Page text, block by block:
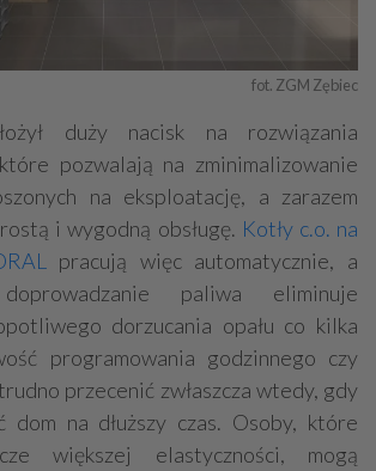
fot. ZGM Zębiec
duży nacisk na rozwiązania
pozwalają na zminimalizowanie
na eksploatację, a zarazem
i wygodną obsługę. Kotły c.o. na
pracują więc automatycznie, a
doprowadzanie paliwa eliminuje
dorzucania opału co kilka
programowania godzinnego czy
przecenić zwłaszcza wtedy, gdy
dom na dłuższy czas. Osoby, które
większej elastyczności, mogą